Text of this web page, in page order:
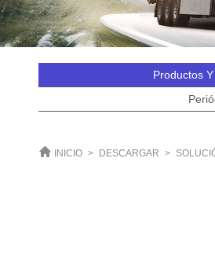
Productos
INICIO > DESCARGAR >